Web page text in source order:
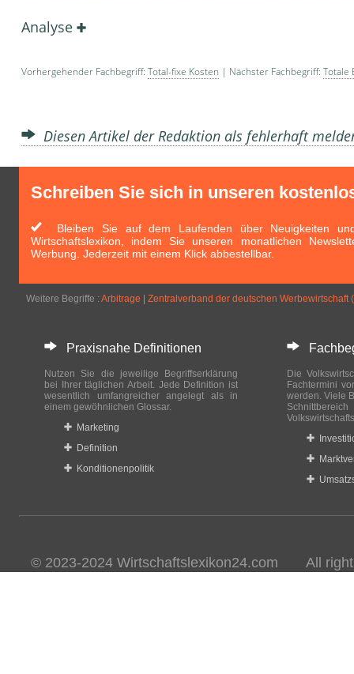
Analyse
Vorhergehender Fachbegriff: Total-fixe Kosten | Nächster Fachbegriff: Totale
Diesen Artikel der Redaktion als fehlerhaft
Schreiben Sie sich in unseren
Bleiben Sie auf dem Laufenden über Neuigkeiten
Wirtschaftslexikon, indem Sie unseren monatlichen
Werbung. Jederzeit mit einem Klick abbestellbar.
Weitere Begriffe : Arbitrage Zentralverband der deutschen Werbewirt­schaft
Praxisnahe Definitionen
Nutzen Sie die jeweilige Begriffserklärung
bei Ihrer täglichen Arbeit. Jede Definition ist
wesentlich umfangreicher angelegt als in
einem gewöhnlichen Glossar.
Marketing
Definition
Konditionenpolitik
Die
Fachtermini
werden. Viele
© 2023-2024 Wirtschaftslexikon24.com All